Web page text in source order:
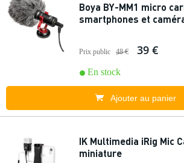
Boya BY-MM1 micro
smartphones et
Prix public 48 € 39 €
En stock
Ajouter au panier
IK Multimedia iRig Mic
miniature